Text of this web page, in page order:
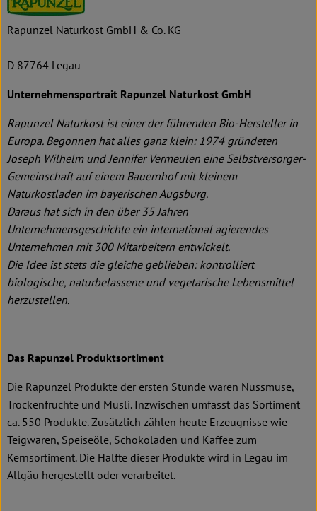
Rapunzel Naturkost GmbH & Co. KG
D 87764 Legau
Unternehmensportrait Rapunzel Naturkost GmbH
Rapunzel Naturkost ist einer der führenden Bio-Hersteller in
Europa. Begonnen hat alles ganz klein: 1974 gründeten
Joseph Wilhelm und Jennifer Vermeulen eine Selbstversorger-
Gemeinschaft auf einem Bauernhof mit kleinem
Naturkostladen im bayerischen Augsburg.
Daraus hat sich in den über 35 Jahren
Unternehmensgeschichte ein international agierendes
Unternehmen mit 300 Mitarbeitern entwickelt.
Die Idee ist stets die gleiche geblieben: kontrolliert
biologische, naturbelassene und vegetarische Lebensmittel
herzustellen.
Das Rapunzel Produktsortiment
Die Rapunzel Produkte der ersten Stunde waren Nussmuse,
Trockenfrüchte und Müsli. Inzwischen umfasst das Sortiment
ca. 550 Produkte. Zusätzlich zählen heute Erzeugnisse wie
Teigwaren, Speiseöle, Schokoladen und Kaffee zum
Kernsortiment. Die Hälfte dieser Produkte wird in Legau im
Allgäu hergestellt oder verarbeitet.